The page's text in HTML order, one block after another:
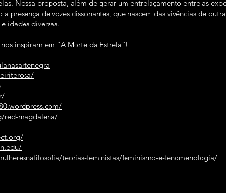
Nossa proposta, além de gerar um entrelaçamento entre as
presença de vozes dissonantes, que nascem das vivências de
idades diversas.
inspiram em “A Morte da Estrela”!
red-magdalena/
teorias-feministas/feminismo-e-fenomenologia/